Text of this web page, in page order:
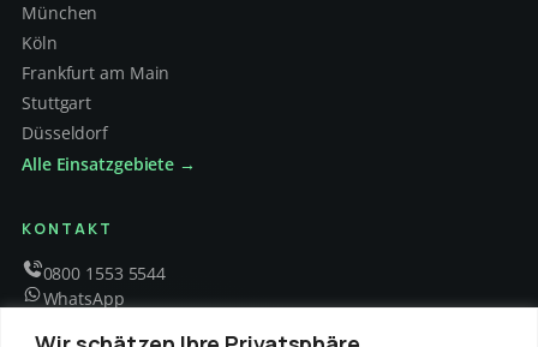
München
Köln
Frankfurt am Main
Stuttgart
Düsseldorf
Alle Einsatzgebiete →
KONTAKT
0800 1553 5544
WhatsApp